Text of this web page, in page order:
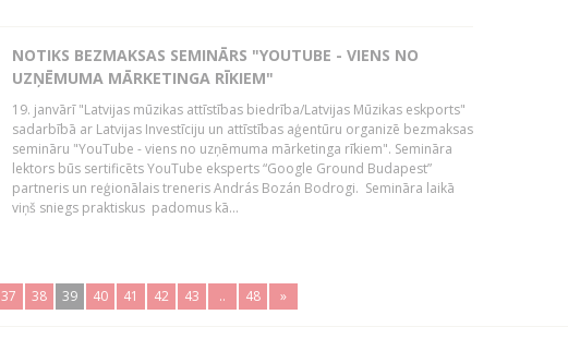
NOTIKS BEZMAKSAS SEMINĀRS "YOUTUBE - VIENS NO
UZŅĒMUMA MĀRKETINGA RĪKIEM"
19. janvārī "Latvijas mūzikas attīstības biedrība/Latvijas Mūzikas eskports"
sadarbībā ar Latvijas Investīciju un attīstības aģentūru organizē bezmaksas
semināru "YouTube - viens no uzņēmuma mārketinga rīkiem". Semināra
lektors būs sertificēts YouTube eksperts “Google Ground Budapest”
partneris un reģionālais treneris András Bozán Bodrogi. Semināra laikā
viņš sniegs praktiskus padomus kā...
37 38 39 40 41 42 43 .. 48 »